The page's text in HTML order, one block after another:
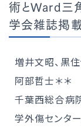
術とWard三
学会雑誌掲
増井文昭、黒
阿部哲士＊＊
千葉西総合病
学外傷センタ